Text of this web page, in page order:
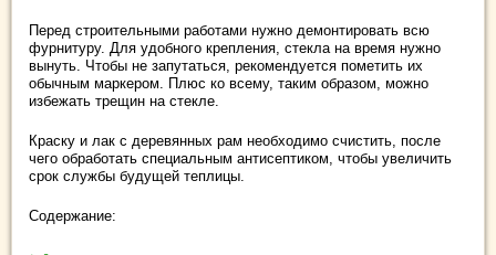
Перед строительными работами нужно демонтировать всю
фурнитуру. Для удобного крепления, стекла на время нужно
вынуть. Чтобы не запутаться, рекомендуется пометить их
обычным маркером. Плюс ко всему, таким образом, можно
избежать трещин на стекле.
Краску и лак с деревянных рам необходимо счистить, после
чего обработать специальным антисептиком, чтобы увеличить
срок службы будущей теплицы.
Содержание: